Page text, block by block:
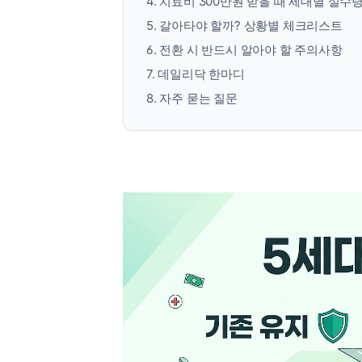
5. 갈아타야 할까? 상황별 체크리스트
6. 전환 시 반드시 알아야 할 주의사항
7. 데일리닥 한마디
8. 자주 묻는 질문